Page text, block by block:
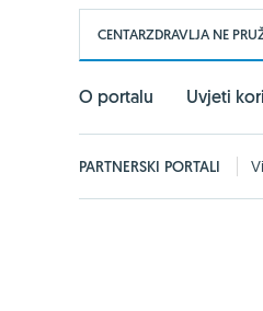
CENTARZDRAVLJA NE
O portalu Uvjeti
PARTNERSKI PORTALI